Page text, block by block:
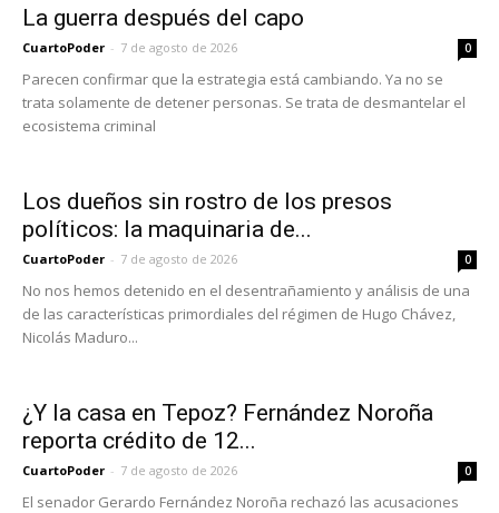
La guerra después del capo
CuartoPoder - 7 de agosto de 2026 0
Parecen confirmar que la estrategia está cambiando. Ya no se
trata solamente de detener personas. Se trata de desmantelar el
ecosistema criminal
Los dueños sin rostro de los presos
políticos: la maquinaria de...
CuartoPoder - 7 de agosto de 2026 0
No nos hemos detenido en el desentrañamiento y análisis de una
de las características primordiales del régimen de Hugo Chávez,
Nicolás Maduro...
¿Y la casa en Tepoz? Fernández Noroña
reporta crédito de 12...
CuartoPoder - 7 de agosto de 2026 0
El senador Gerardo Fernández Noroña rechazó las acusaciones